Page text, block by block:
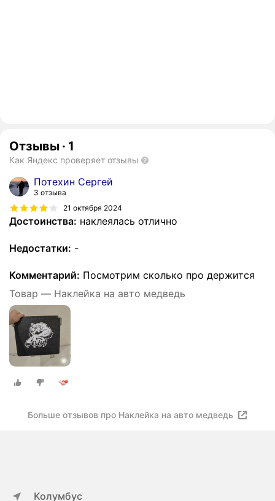
Отзывы · 1
Как Яндекс проверяет отзывы
Потехин Сергей
3 отзыва
21 октября 2024
Достоинства: наклеялась отлично
Недостатки: -
Комментарий: Посмотрим сколько про держится
Товар — Наклейка на авто медведь
Больше отзывов про Наклейка на авто медведь
Колумбус